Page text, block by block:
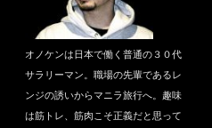
オノケンは日本で働く普通の３０代
サラリーマン。職場の先輩であるレ
ンジの誘いからマニラ旅行へ。趣味
は筋トレ、筋肉こそ正義だと思って